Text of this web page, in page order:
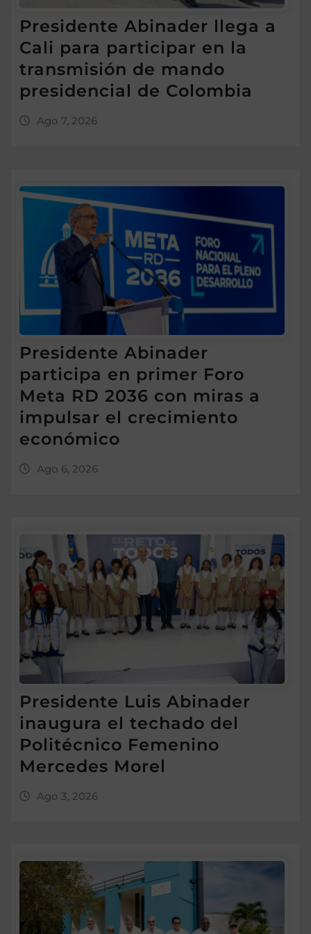
Presidente Abinader llega a
Cali para participar en la
transmisión de mando
presidencial de Colombia
Ago 7, 2026
Presidente Abinader
participa en primer Foro
Meta RD 2036 con miras a
impulsar el crecimiento
económico
Ago 6, 2026
Presidente Luis Abinader
inaugura el techado del
Politécnico Femenino
Mercedes Morel
Ago 3, 2026